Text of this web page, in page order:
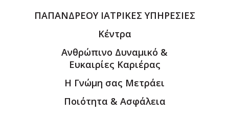
ΠΑΠΑΝΔΡΕΟΥ ΙΑΤΡΙΚΕΣ ΥΠΗΡΕΣΙΕΣ
Κέντρα
Ανθρώπινο Δυναμικό &
Ευκαιρίες Καριέρας
Η Γνώμη σας Μετράει
Ποιότητα & Ασφάλεια